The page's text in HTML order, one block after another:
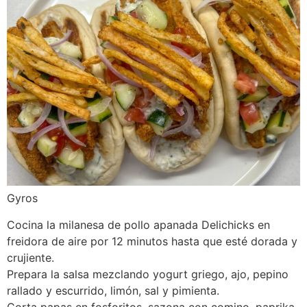
Gyros
Cocina la milanesa de pollo apanada Delichicks en
freidora de aire por 12 minutos hasta que esté dorada y
crujiente.
Prepara la salsa mezclando yogurt griego, ajo, pepino
rallado y escurrido, limón, sal y pimienta.